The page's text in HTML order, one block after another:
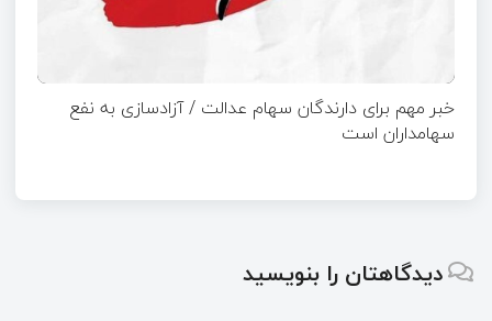
خبر مهم برای دارندگان سهام عدالت / آزادسازی به نفع
سهامداران است
دیدگاهتان را بنویسید